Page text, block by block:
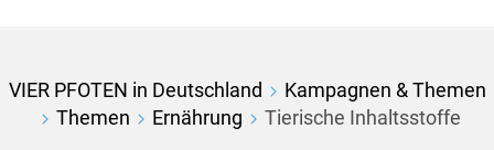
VIER PFOTEN in Deutschland
Kampagnen & Themen
Themen
Ernährung Tierische Inhaltsstoffe